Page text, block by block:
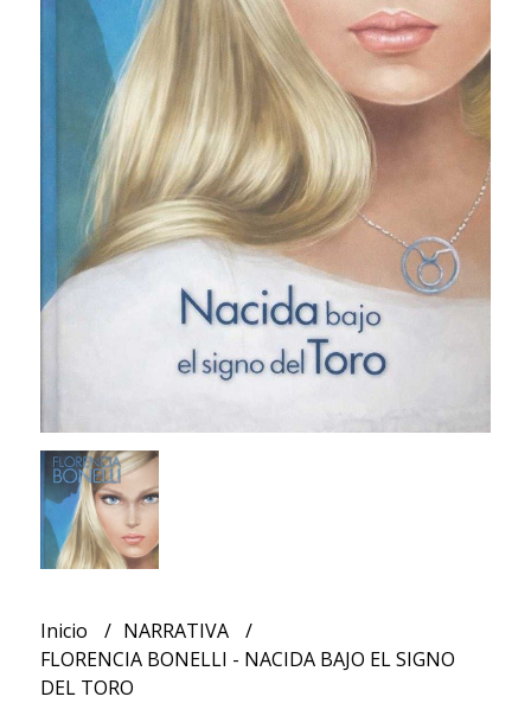
Inicio
NARRATIVA
FLORENCIA BONELLI - NACIDA BAJO EL SIGNO
DEL TORO